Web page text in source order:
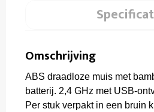
Omschrijving
ABS draadloze muis met
batterij. 2,4 GHz met USB-
Per stuk verpakt in een bruin